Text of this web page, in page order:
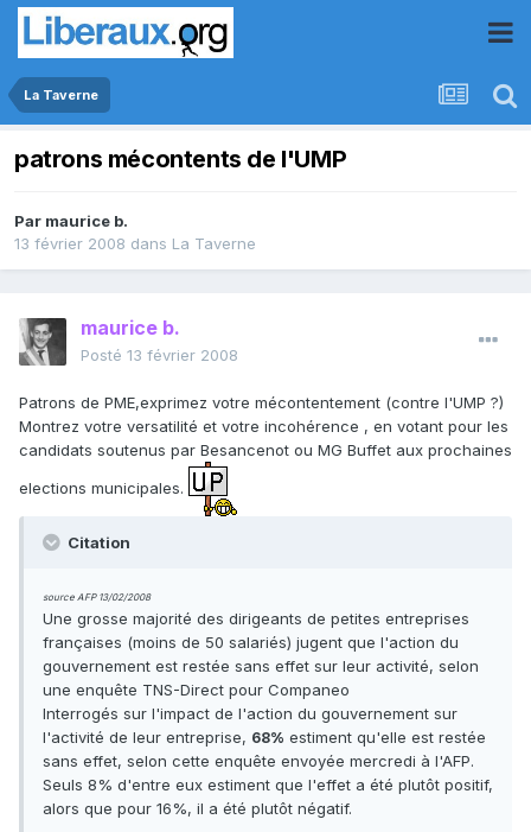
La Taverne
patrons mécontents de l'UMP
Par maurice b.
13 février 2008 dans La Taverne
maurice b.
Posté 13 février 2008
Patrons de PME,exprimez votre mécontentement (contre l'UMP ?)
Montrez votre versatilité et votre incohérence , en votant pour les
candidats soutenus par Besancenot ou MG Buffet aux prochaines
elections municipales.
Citation
source AFP 13/02/2008
Une grosse majorité des dirigeants de petites entreprises
françaises (moins de 50 salariés) jugent que l'action du
gouvernement est restée sans effet sur leur activité, selon
une enquête TNS-Direct pour Companeo
Interrogés sur l'impact de l'action du gouvernement sur
l'activité de leur entreprise, 68% estiment qu'elle est restée
sans effet, selon cette enquête envoyée mercredi à l'AFP.
Seuls 8% d'entre eux estiment que l'effet a été plutôt positif,
alors que pour 16%, il a été plutôt négatif.